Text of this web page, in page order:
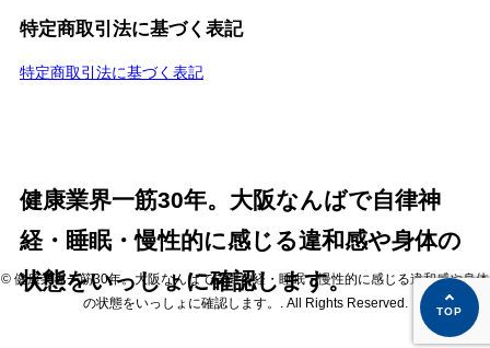
特定商取引法に基づく表記
特定商取引法に基づく表記
健康業界一筋30年。大阪なんばで自律神
経・睡眠・慢性的に感じる違和感や身体の
状態をいっしょに確認します。
© 健康業界一筋30年。大阪なんばで自律神経・睡眠・慢性的に感じる違和感や身体
の状態をいっしょに確認します。. All Rights Reserved.